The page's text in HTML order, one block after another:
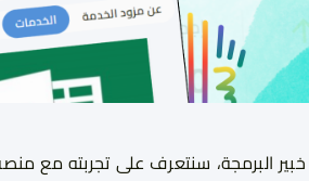
خبير البرمجة، سنتعرف على تجربته مع